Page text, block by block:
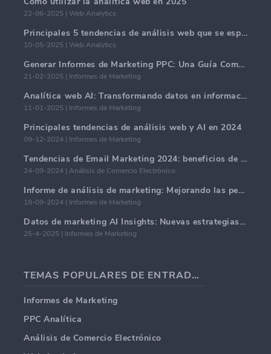
22-06-2025 | Web Analytics
Principales 5 tendencias de análisis web que se espera dominen en 2025
10-05-2025 | Web Analytics
Generar Informes de Marketing PPC: Una Guía Completa
21-02-2025 | Informes de Marketing
Analítica web AI: Transformando datos en información con precisión
11-01-2025 | Informes de Marketing
Principales tendencias de análisis web y AI en 2024
09-12-2024 | Informes de Marketing
Tendencias de Email Marketing 2024: beneficios de la hiper-personalización
24-09-2024 | Análisis de Comercio Electrónico
Informe de análisis de marketing: Mejorando las perspectivas comerciales
18-09-2024 | Informes de Marketing
Datos de marketing AI Insights: Nuevas estrategias comerciales para 2024
25-4-2025 | Informes de Marketing
TEMAS POPULARES DE ENTRADAS DE BLOG
Informes de Marketing
PPC Analítica
Análisis de Comercio Electrónico